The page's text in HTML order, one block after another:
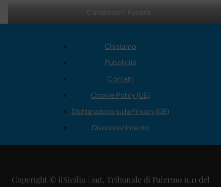
Carabinieri Favara
Chi siamo
Pubblicità
Contatti
Cookie Policy (UE)
Dichiarazione sulla Privacy (UE)
Disconoscimento
Copyright © ilSicilia | aut. Tribunale di Palermo n.11 del